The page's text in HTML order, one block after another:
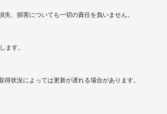
、損害についても一切の責任を負いません。
ます。
状況によっては更新が遅れる場合があります。